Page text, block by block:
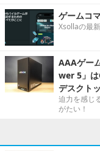
ゲームコ
Xsollaの最
AAAゲー
wer 5」
デスクト
迫力を感じ
がたい！